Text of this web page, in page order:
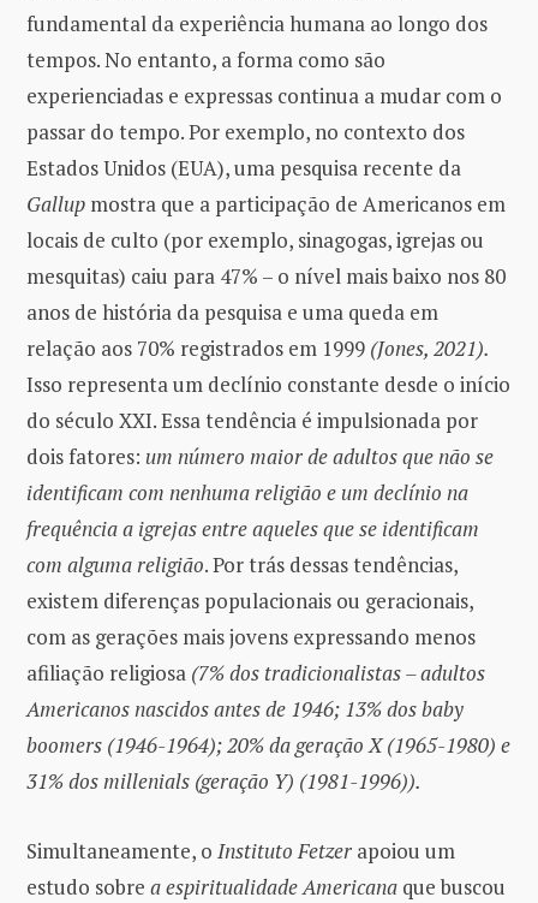
fundamental da experiência humana ao longo dos
tempos. No entanto, a forma como são
experienciadas e expressas continua a mudar com o
passar do tempo. Por exemplo, no contexto dos
Estados Unidos (EUA), uma pesquisa recente da
Gallup mostra que a participação de Americanos em
locais de culto (por exemplo, sinagogas, igrejas ou
mesquitas) caiu para 47% – o nível mais baixo nos 80
anos de história da pesquisa e uma queda em
relação aos 70% registrados em 1999 (Jones, 2021).
Isso representa um declínio constante desde o início
do século XXI. Essa tendência é impulsionada por
dois fatores: um número maior de adultos que não se
identificam com nenhuma religião e um declínio na
frequência a igrejas entre aqueles que se identificam
com alguma religião. Por trás dessas tendências,
existem diferenças populacionais ou geracionais,
com as gerações mais jovens expressando menos
afiliação religiosa (7% dos tradicionalistas – adultos
Americanos nascidos antes de 1946; 13% dos baby
boomers (1946-1964); 20% da geração X (1965-1980) e
31% dos millenials (geração Y) (1981-1996)).
Simultaneamente, o Instituto Fetzer apoiou um
estudo sobre a espiritualidade Americana que buscou